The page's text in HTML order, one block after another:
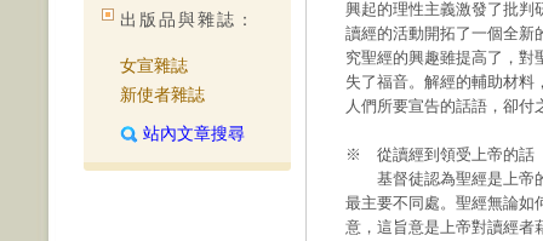
出版品與雜誌：
女宣雜誌
新使者雜誌
站內文章搜尋
興起的理性主義激發了批判
讀經的活動開拓了一個全新
究聖經的興趣雖提高了，對
失了福音。解經的輔助材料
人們所要宣告的話語，卻付
※ 從讀經到領受上帝的話
基督徒認為聖經是上帝的
最主要不同處。聖經無論如
意，這旨意是上帝對讀經者